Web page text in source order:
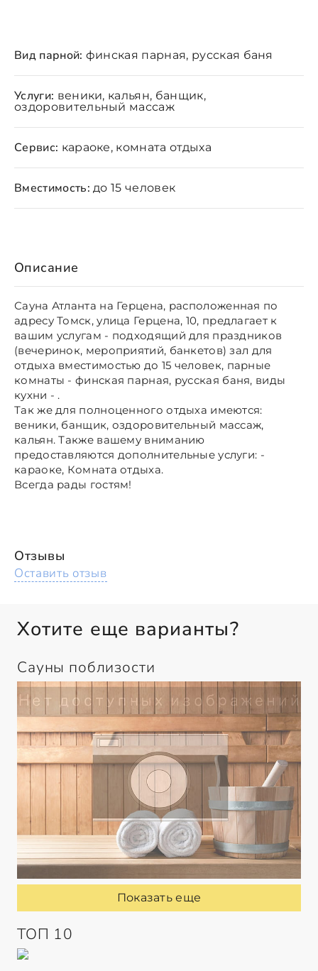
Описание
Сауна Атланта на Герцена, расположенная по
адресу Томск, улица Герцена, 10, предлагает к
вашим услугам - подходящий для праздников
(вечеринок, мероприятий, банкетов) зал для
отдыха вместимостью до 15 человек, парные
комнаты - финская парная, русская баня, виды
кухни - .
Так же для полноценного отдыха имеются:
веники, банщик, оздоровительный массаж,
кальян. Также вашему вниманию
предоставляются дополнительные услуги: -
караоке, Комната отдыха.
Всегда рады гостям!
Вид парной: финская парная, русская баня
Услуги: веники, кальян, банщик,
оздоровительный массаж
Сервис: караоке, комната отдыха
Вместимость: до 15 человек
Отзывы
Оставить отзыв
Хотите еще варианты?
Сауны поблизости
Показать еще
ТОП 10